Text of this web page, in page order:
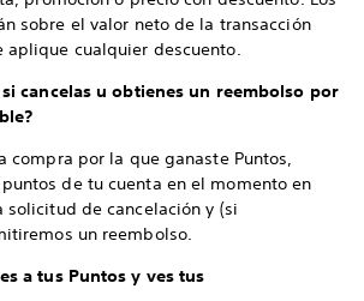
sobre el valor neto de la transacción
aplique cualquier descuento.
cancelas u obtienes un reembolso por
compra por la que ganaste Puntos,
de tu cuenta en el momento en
solicitud de cancelación y (si
un reembolso.
a tus Puntos y ves tus